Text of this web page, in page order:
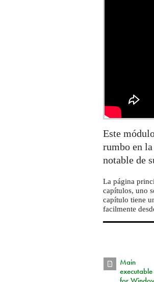
Este
rumbo en
notable de
La página
capítulos, uno
capítulo tiene
facilmente
Main
executable